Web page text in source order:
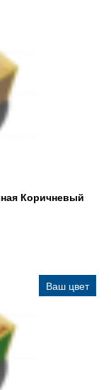
Коричневый
Ваш цвет